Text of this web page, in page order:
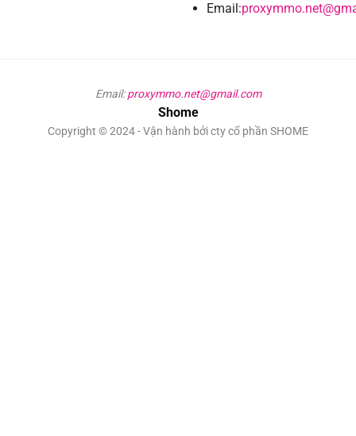
Email:
Email:proxymmo.net@gmail.com
Shome
Copyright © 2024 - Vận hành bởi cty cổ phần SHOME